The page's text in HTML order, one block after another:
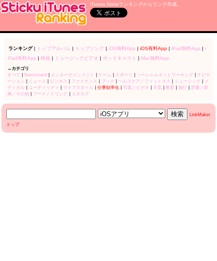
iTunes Storeランキングからリンク作成。
ランキング| トップアルバム | トップソング| iOS無料App | iOS有料App| iPad無料App | i
Pad有料App | 映画| ミュージックビデオ | ポッドキャスト | Mac無料App
→カテゴリ
すべて
Newsstand エンターテインメント ゲーム スポーツ ソーシャルネットワーキング| ナビゲ
ーション
ニュース ビジネス ファイナンス ブック ヘルスケア／フィットネス ミュージック
メ
ディカル| ユーティリティ ライフスタイル| 仕事効率化| 写真／ビデオ 天気| 教育| 旅行| 辞書／辞
典／その他
フード／ドリンク カタログ
LinkMaker
トップ